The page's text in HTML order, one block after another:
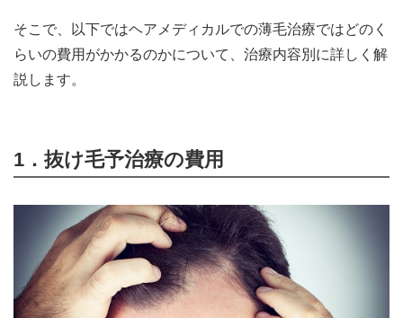
そこで、以下ではヘアメディカルでの薄毛治療ではどのく
らいの費用がかかるのかについて、治療内容別に詳しく解
説します。
1．抜け毛予治療の費用